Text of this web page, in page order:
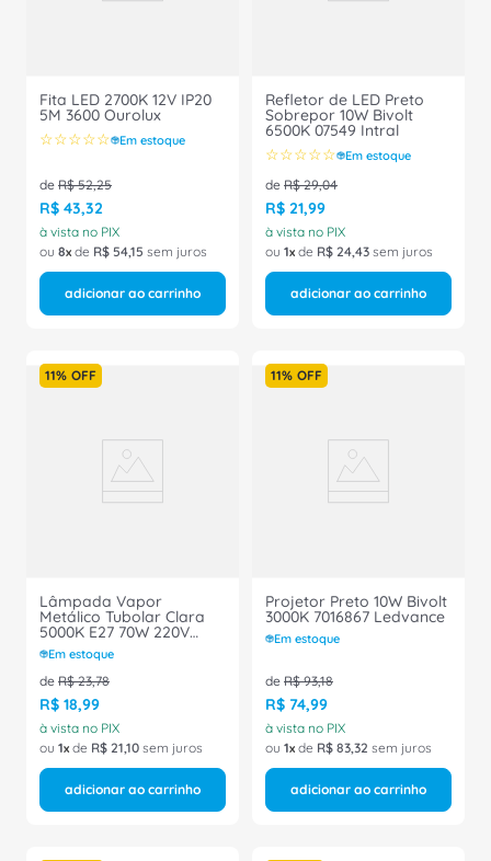
Fita LED 2700K 12V IP20
5M 3600 Ourolux
☆☆☆☆☆ Em estoque
de R$ 52,25
R$ 43,32
à vista no PIX
ou 8 de R$ 54,15 sem juros
adicionar ao carrinho
Refletor de LED Preto
Sobrepor 10W Bivolt
6500K 07549 Intral
☆☆☆☆☆ Em estoque
de R$ 29,04
R$ 21,99
à vista no PIX
ou 1 de R$ 24,43 sem juros
adicionar ao carrinho
11% OFF
Lâmpada Vapor
Metálico Tubolar Clara
5000K E27 70W 220V
01960 Ourolux
Em estoque
de R$ 23,78
R$ 18,99
à vista no PIX
ou 1 de R$ 21,10 sem juros
adicionar ao carrinho
11% OFF
Projetor Preto 10W Bivolt
3000K 7016867 Ledvance
Em estoque
de R$ 93,18
R$ 74,99
à vista no PIX
ou 1 de R$ 83,32 sem juros
adicionar ao carrinho